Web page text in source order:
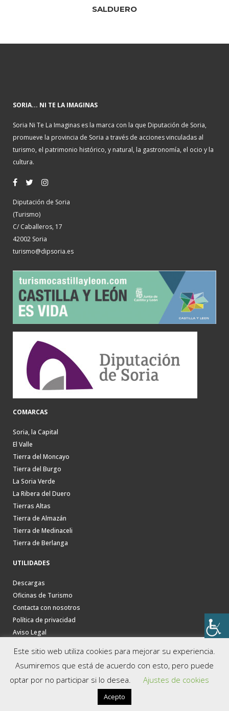
SALDUERO
SORIA... NI TE LA IMAGINAS
Soria Ni Te La Imaginas es la marca con la que Diputación de Soria,
promueve la provincia de Soria a través de acciones vinculadas al
turismo, el patrimonio histórico, y natural, la gastronomía, el ocio y la
cultura.
Diputación de Soria
(Turismo)
C/ Caballeros, 17
42002 Soria
turismo@dipsoria.es
COMARCAS
Soria, la Capital
El Valle
Tierra del Moncayo
Tierra del Burgo
La Soria Verde
La Ribera del Duero
Tierras Altas
Tierra de Almazán
Tierra de Medinaceli
Tierra de Berlanga
UTILIDADES
Descargas
Oficinas de Turismo
Contacta con nosotros
Política de privacidad
Aviso Legal
Este sitio web utiliza cookies para mejorar su experiencia.
Asumiremos que está de acuerdo con esto, pero puede
optar por no participar si lo desea.
Ajustes de cookies
Acepto